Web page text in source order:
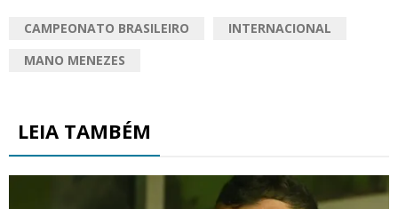
CAMPEONATO BRASILEIRO
INTERNACIONAL
MANO MENEZES
LEIA TAMBÉM